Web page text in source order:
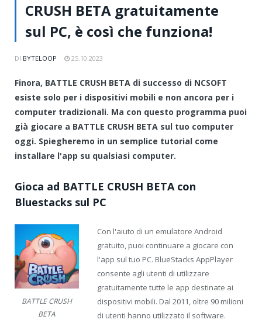
CRUSH BETA gratuitamente
sul PC, è così che funziona!
DI BYTELOOP 25.10.2023
Finora, BATTLE CRUSH BETA di successo di NCSOFT
esiste solo per i dispositivi mobili e non ancora per i
computer tradizionali. Ma con questo programma puoi
già giocare a BATTLE CRUSH BETA sul tuo computer
oggi. Spiegheremo in un semplice tutorial come
installare l'app su qualsiasi computer.
Gioca ad BATTLE CRUSH BETA con
Bluestacks sul PC
BATTLE CRUSH
BETA
Con l'aiuto di un emulatore Android
gratuito, puoi continuare a giocare con
l'app sul tuo PC. BlueStacks AppPlayer
consente agli utenti di utilizzare
gratuitamente tutte le app destinate ai
dispositivi mobili. Dal 2011, oltre 90 milioni
di utenti hanno utilizzato il software.